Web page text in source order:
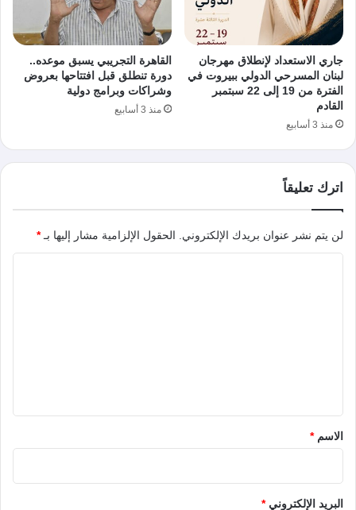
جاري الاستعداد لإنطلاق مهرجان
لبنان المسرحي الدولي ببيروت في
الفترة من 19 إلى 22 سبتمبر
القادم
منذ 3 أسابيع
القاهرة التجريبي يسبق موعده..
دورة تنطلق قبل افتتاحها بعروض
وشراكات وبرامج دولية
منذ 3 أسابيع
اترك تعليقاً
لن يتم نشر عنوان بريدك الإلكتروني. الحقول الإلزامية مشار إليها بـ*
*الاسم*
البريد الإلكتروني*